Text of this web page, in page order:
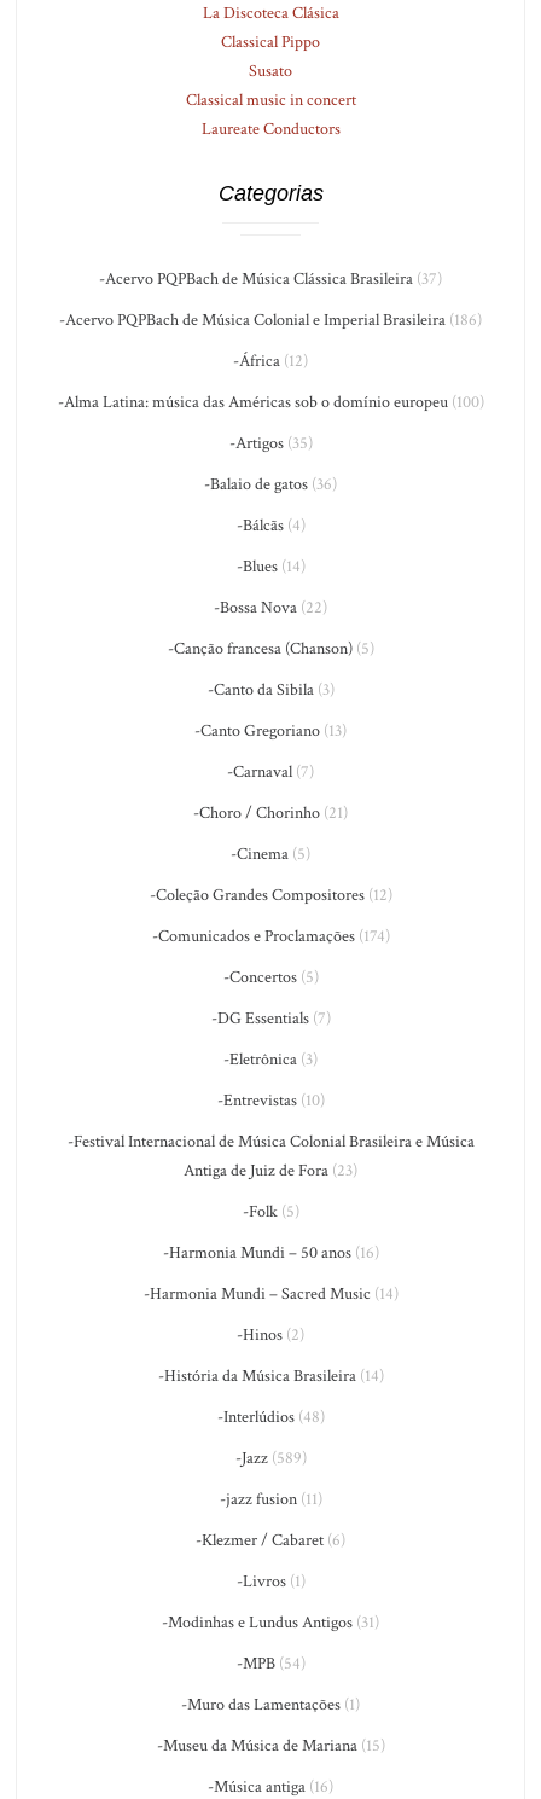
La Discoteca Clásica
Classical Pippo
Susato
Classical music in concert
Laureate Conductors
Categorias
-Acervo PQPBach de Música Clássica Brasileira (37)
-Acervo PQPBach de Música Colonial e Imperial Brasileira (186)
-África (12)
-Alma Latina: música das Américas sob o domínio europeu(100)
-Artigos(35)
-Balaio de gatos (36)
-Bálcãs(4)
-Blues(14)
-Bossa Nova (22)
-Canção francesa (Chanson)(5)
-Canto da Sibila(3)
-Canto Gregoriano (13)
-Carnaval (7)
-Choro / Chorinho (21)
-Cinema (5)
-Coleção Grandes Compositores(12)
-Comunicados e Proclamações(174)
-Concertos(5)
-DG Essentials(7)
-Eletrônica (3)
-Entrevistas(10)
-Festival Internacional de Música Colonial Brasileira e Música
Antiga de Juiz de Fora (23)
-Folk(5)
-Harmonia Mundi – 50 anos(16)
-Harmonia Mundi – Sacred Music (14)
-Hinos (2)
-História da Música Brasileira(14)
-Interlúdios(48)
-Jazz(589)
-jazz fusion(11)
-Klezmer / Cabaret (6)
-Livros(1)
-Modinhas e Lundus Antigos (31)
-MPB(54)
-Muro das Lamentações (1)
-Museu da Música de Mariana(15)
-Música antiga (16)